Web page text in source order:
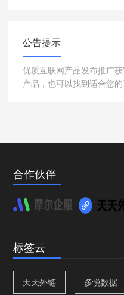
公告提示
优质互联网产品发布推广
产品，也可以找到适合您的
合作伙伴
标签云
天天外链 多悦数据